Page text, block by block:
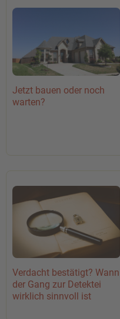
Jetzt bauen oder noch
warten?
Verdacht bestätigt? Wann
der Gang zur Detektei
wirklich sinnvoll ist